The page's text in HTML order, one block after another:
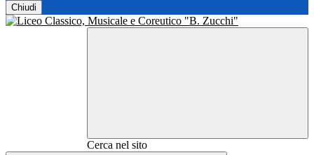
Chiudi
Cerca nel sito